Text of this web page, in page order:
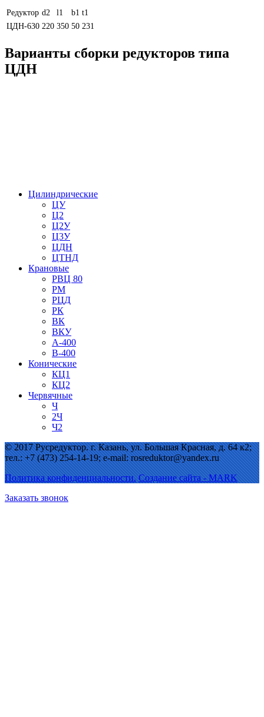
Редуктор d2 l1 b1 t1
ЦДН-630 220 350 50 231
Варианты сборки редукторов типа
ЦДН
Цилиндрические
ЦУ
Ц2
Ц2У
Ц3У
ЦДН
ЦТНД
Крановые
РВЦ 80
РМ
РЦД
РК
ВК
ВКУ
А-400
В-400
Конические
КЦ1
КЦ2
Червячные
Ч
2Ч
Ч2
© 2017 Русредуктор. г. Казань, ул. Большая Красная, д. 64 к2;
тел.: +7 (473) 254-14-19; e-mail: rosreduktor@yandex.ru
Политика конфиденциальности. Создание сайта - MARK
Заказать звонок